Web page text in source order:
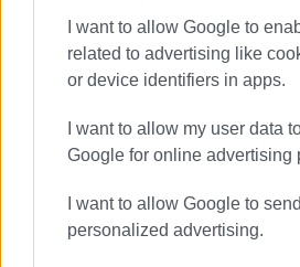
I want to allow Google to
related to advertising like
or device identifiers in apps.
I want to allow my user data
Google for online advertising
I want to allow Google to
personalized advertising.
ΕΛΕΝΗ ΚΟΡΩΝΑΚΗ
Εργάζεται στις Εκδόσεις
1990 σε θέσεις υψηλής
καλλιτεχνικό ρεπορτάζ.
Ακολουθήστε το enimerosi